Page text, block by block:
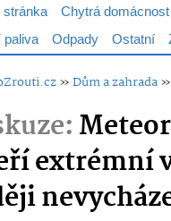
Chytrá domácnost
paliva Odpady Ostatní
»Dům a zahrada»
extrémní